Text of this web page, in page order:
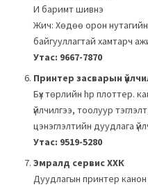
И баримт шивнэ
Жич: Хөдөө орон нутагийн
байгууллагтай хамтарч
Утас: 9667-7870
Принтер засварын
Бүх төрлийн hp плоттер.
үйлчилгээ, тоолуур
цэнэглэлтийн дуудлага
Утас: 9519-5280
Эмралд сервис ХХК
Дуудлагын принтер канон